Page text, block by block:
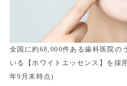
全国に約68,000件ある歯科医院の
いる【ホワイトエッセンス】を採
年9月末時点)